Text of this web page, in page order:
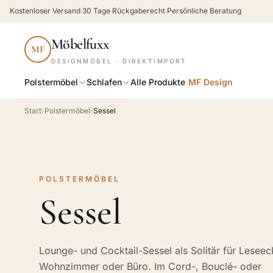
Kostenloser Versand·30 Tage Rückgaberecht·Persönliche Beratung
MF Möbelfuxx
DESIGNMÖBEL · DIREKTIMPORT
Polstermöbel Schlafen Alle Produkte MF Design
Start›Polstermöbel›Sessel
POLSTERMÖBEL
Sessel
Lounge- und Cocktail-Sessel als Solitär für
Wohnzimmer oder Büro. Im Cord-, Bouclé- oder